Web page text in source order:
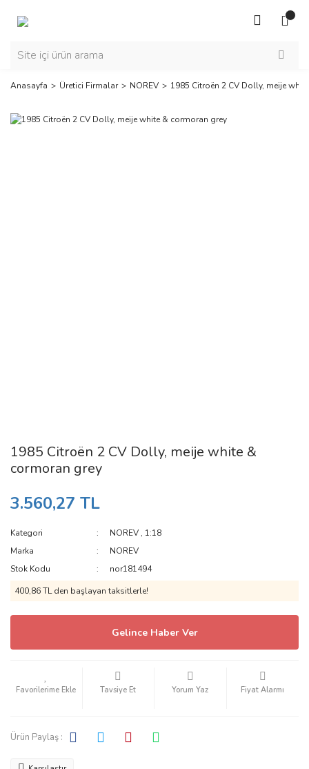
Anasayfa Üretici Firmalar NOREV 1985 Citroën 2 CV Dolly, meije
1985 Citroën 2 CV Dolly, meije white &
cormoran grey
3.560,27 TL
Kategori NOREV , 1:18
Marka
NOREV
Stok Kodu
nor181494
400,86 TL den başlayan taksitlerle!
Gelince Haber Ver
Tavsiye Et Yorum Yaz Fiyat Alarmı
Ürün Paylaş :